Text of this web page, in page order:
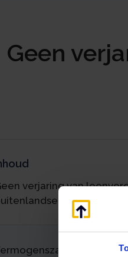
Geen
verjaring van
chauffeur
goed